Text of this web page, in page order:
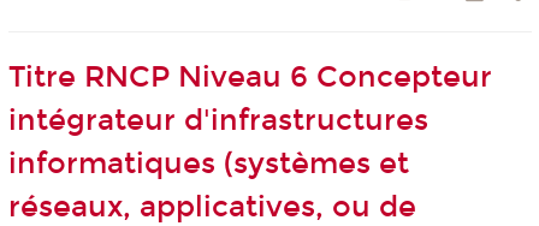
Titre RNCP Niveau 6 Concepteur
intégrateur d'infrastructures
informatiques (systèmes et
réseaux, applicatives, ou de